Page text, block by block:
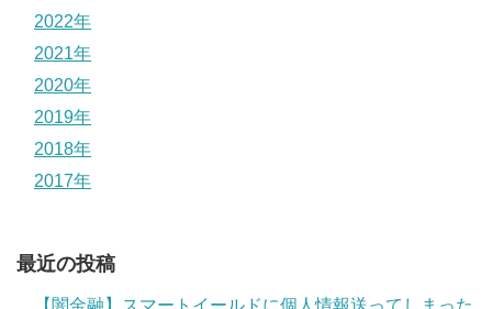
2022年
2021年
2020年
2019年
2018年
2017年
最近の投稿
【闇金融】スマートイールドに個人情報送ってしまった